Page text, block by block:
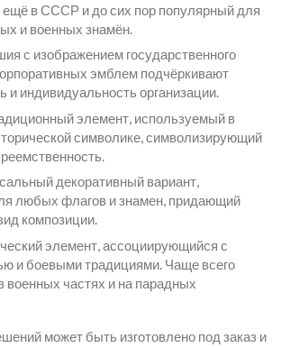
в СССР и до сих пор популярный для
и военных знамён.
с изображением государственного
эмблем подчёркивают
и индивидуальность организации.
элемент, используемый в
символике, символизирующий
декоративный вариант,
любых флагов и знамен, придающий
композиции.
элемент, ассоциирующийся с
и боевыми традициями. Чаще всего
военных частях и на парадных
может быть изготовлено под заказ и